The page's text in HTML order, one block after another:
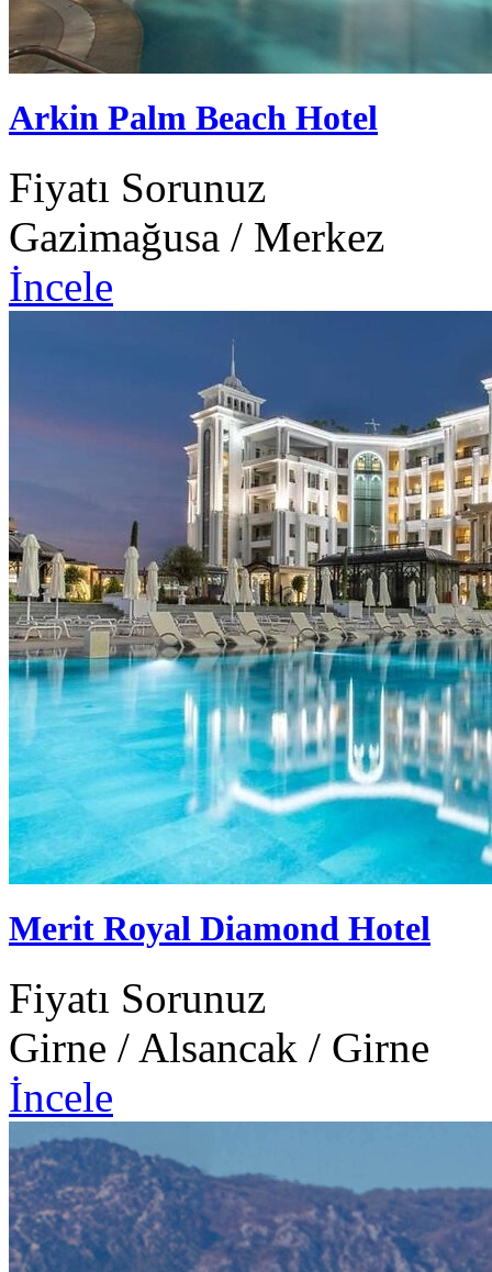
Arkin Palm Beach Hotel
Fiyatı Sorunuz
Gazimağusa / Merkez
İncele
Merit Royal Diamond Hotel
Fiyatı Sorunuz
Girne / Alsancak / Girne
İncele